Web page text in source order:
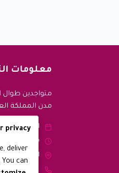
معلومات
متواجدين طوال
مدن المملكة
الأيام: من
ساعات العمل: 9:00 صباجا - 9:00
العنوان: مكة
رقم الجوال: 0567397564
privacy
deliver
can